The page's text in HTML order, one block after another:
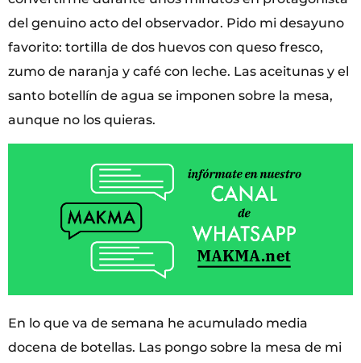
del genuino acto del observador. Pido mi desayuno
favorito: tortilla de dos huevos con queso fresco,
zumo de naranja y café con leche. Las aceitunas y el
santo botellín de agua se imponen sobre la mesa,
aunque no los quieras.
En lo que va de semana he acumulado media
docena de botellas. Las pongo sobre la mesa de mi